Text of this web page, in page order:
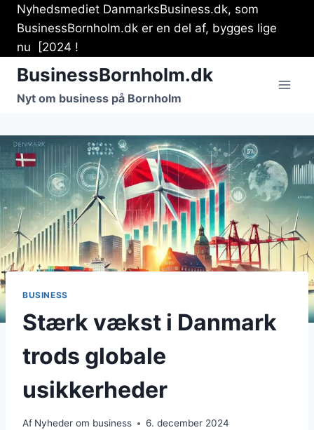
Fortsæt
indhold
Nyhedsmediet DanmarksBusiness.dk, som
BusinessBornholm.dk er en del af, bygges lige
nu [2024 !
BusinessBornholm.dk
Nyt om business på Bornholm
BUSINESS
Stærk vækst i Danmark
trods globale
usikkerheder
Af Nyheder om business 6. december 2024